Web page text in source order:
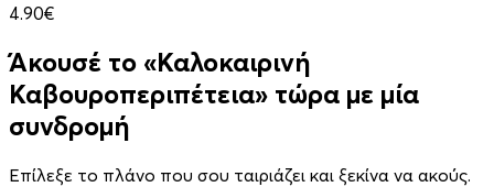
4.90€
Άκουσέ το «Καλοκαιρινή
Καβουροπεριπέτεια» τώρα με μία
συνδρομή
Επίλεξε το πλάνο που σου ταιριάζει και ξεκίνα να ακούς.